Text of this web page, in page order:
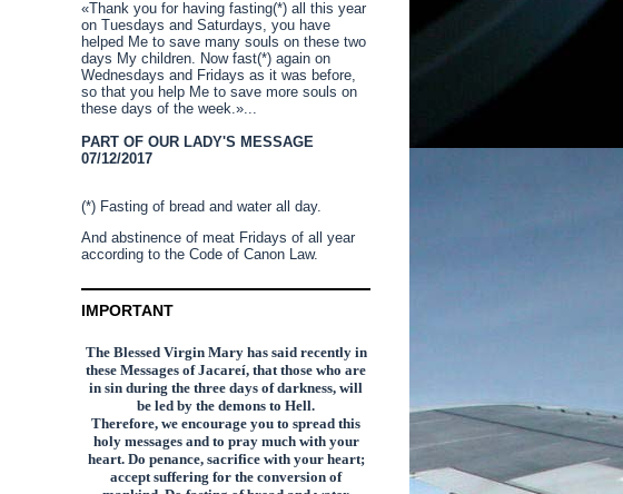
«Thank you for having fasting(*) all this year
on Tuesdays and Saturdays, you have
helped Me to save many souls on these two
days My children. Now fast(*) again on
Wednesdays and Fridays as it was before,
so that you help Me to save more souls on
these days of the week.»...
PART OF OUR LADY'S MESSAGE
07/12/2017
(*) Fasting of bread and water all day.
And abstinence of meat Fridays of all year
according to the Code of Canon Law.
IMPORTANT
The Blessed Virgin Mary has said recently in
these Messages of Jacareí, that those who are
in sin during the three days of darkness, will
be led by the demons to Hell.
Therefore, we encourage you to spread this
holy messages and to pray much with your
heart. Do penance, sacrifice with your heart;
accept suffering for the conversion of